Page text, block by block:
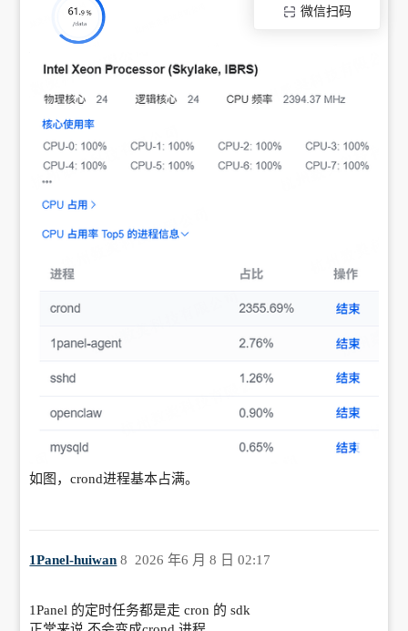
微信扫码
如图，crond进程基本占满。
1Panel-huiwan 2026 年6 月 8 日 02:17
8
1Panel 的定时任务都是走 cron 的 sdk